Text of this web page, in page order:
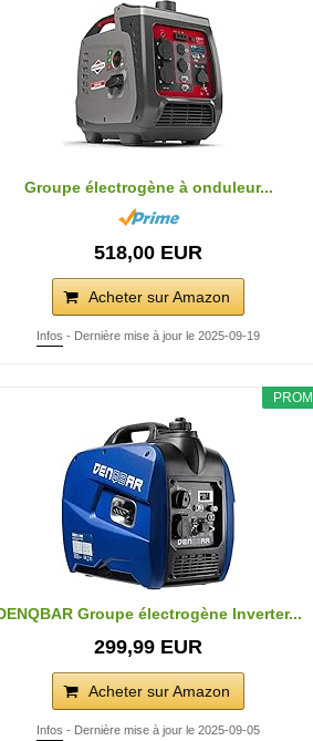
Groupe électrogène à onduleur...
518,00 EUR
Acheter sur Amazon
Infos - Dernière mise à jour le 2025-09-19
Groupe électrogène Inverter...
299,99 EUR
Acheter sur Amazon
Infos - Dernière mise à jour le 2025-09-05